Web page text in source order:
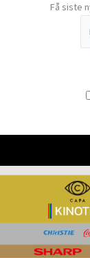
Få siste